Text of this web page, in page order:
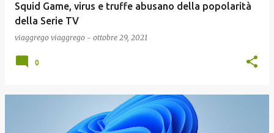
Squid Game, virus e truffe abusano della popolarità
della Serie TV
viaggrego viaggrego - ottobre 29, 2021
0